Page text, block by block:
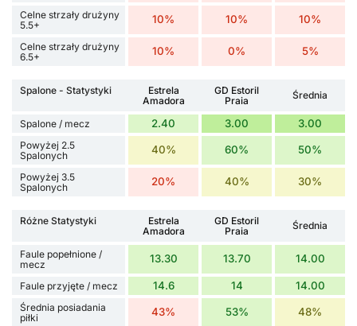
Celne strzały drużyny
5.5+
10% 10% 10%
Celne strzały drużyny
6.5+
10% 0% 5%
Spalone - Statystyki
Estrela
Amadora
GD Estoril
Praia
Średnia
Spalone / mecz 2.40 3.00 3.00
Powyżej 2.5
Spalonych
40% 60% 50%
Powyżej 3.5
Spalonych
20% 40% 30%
Różne Statystyki
Estrela
Amadora
GD Estoril
Praia
Średnia
Faule popełnione /
mecz
13.30 13.70 14.00
Faule przyjęte / mecz 14.6 14 14.00
Średnia posiadania
piłki
43% 53% 48%